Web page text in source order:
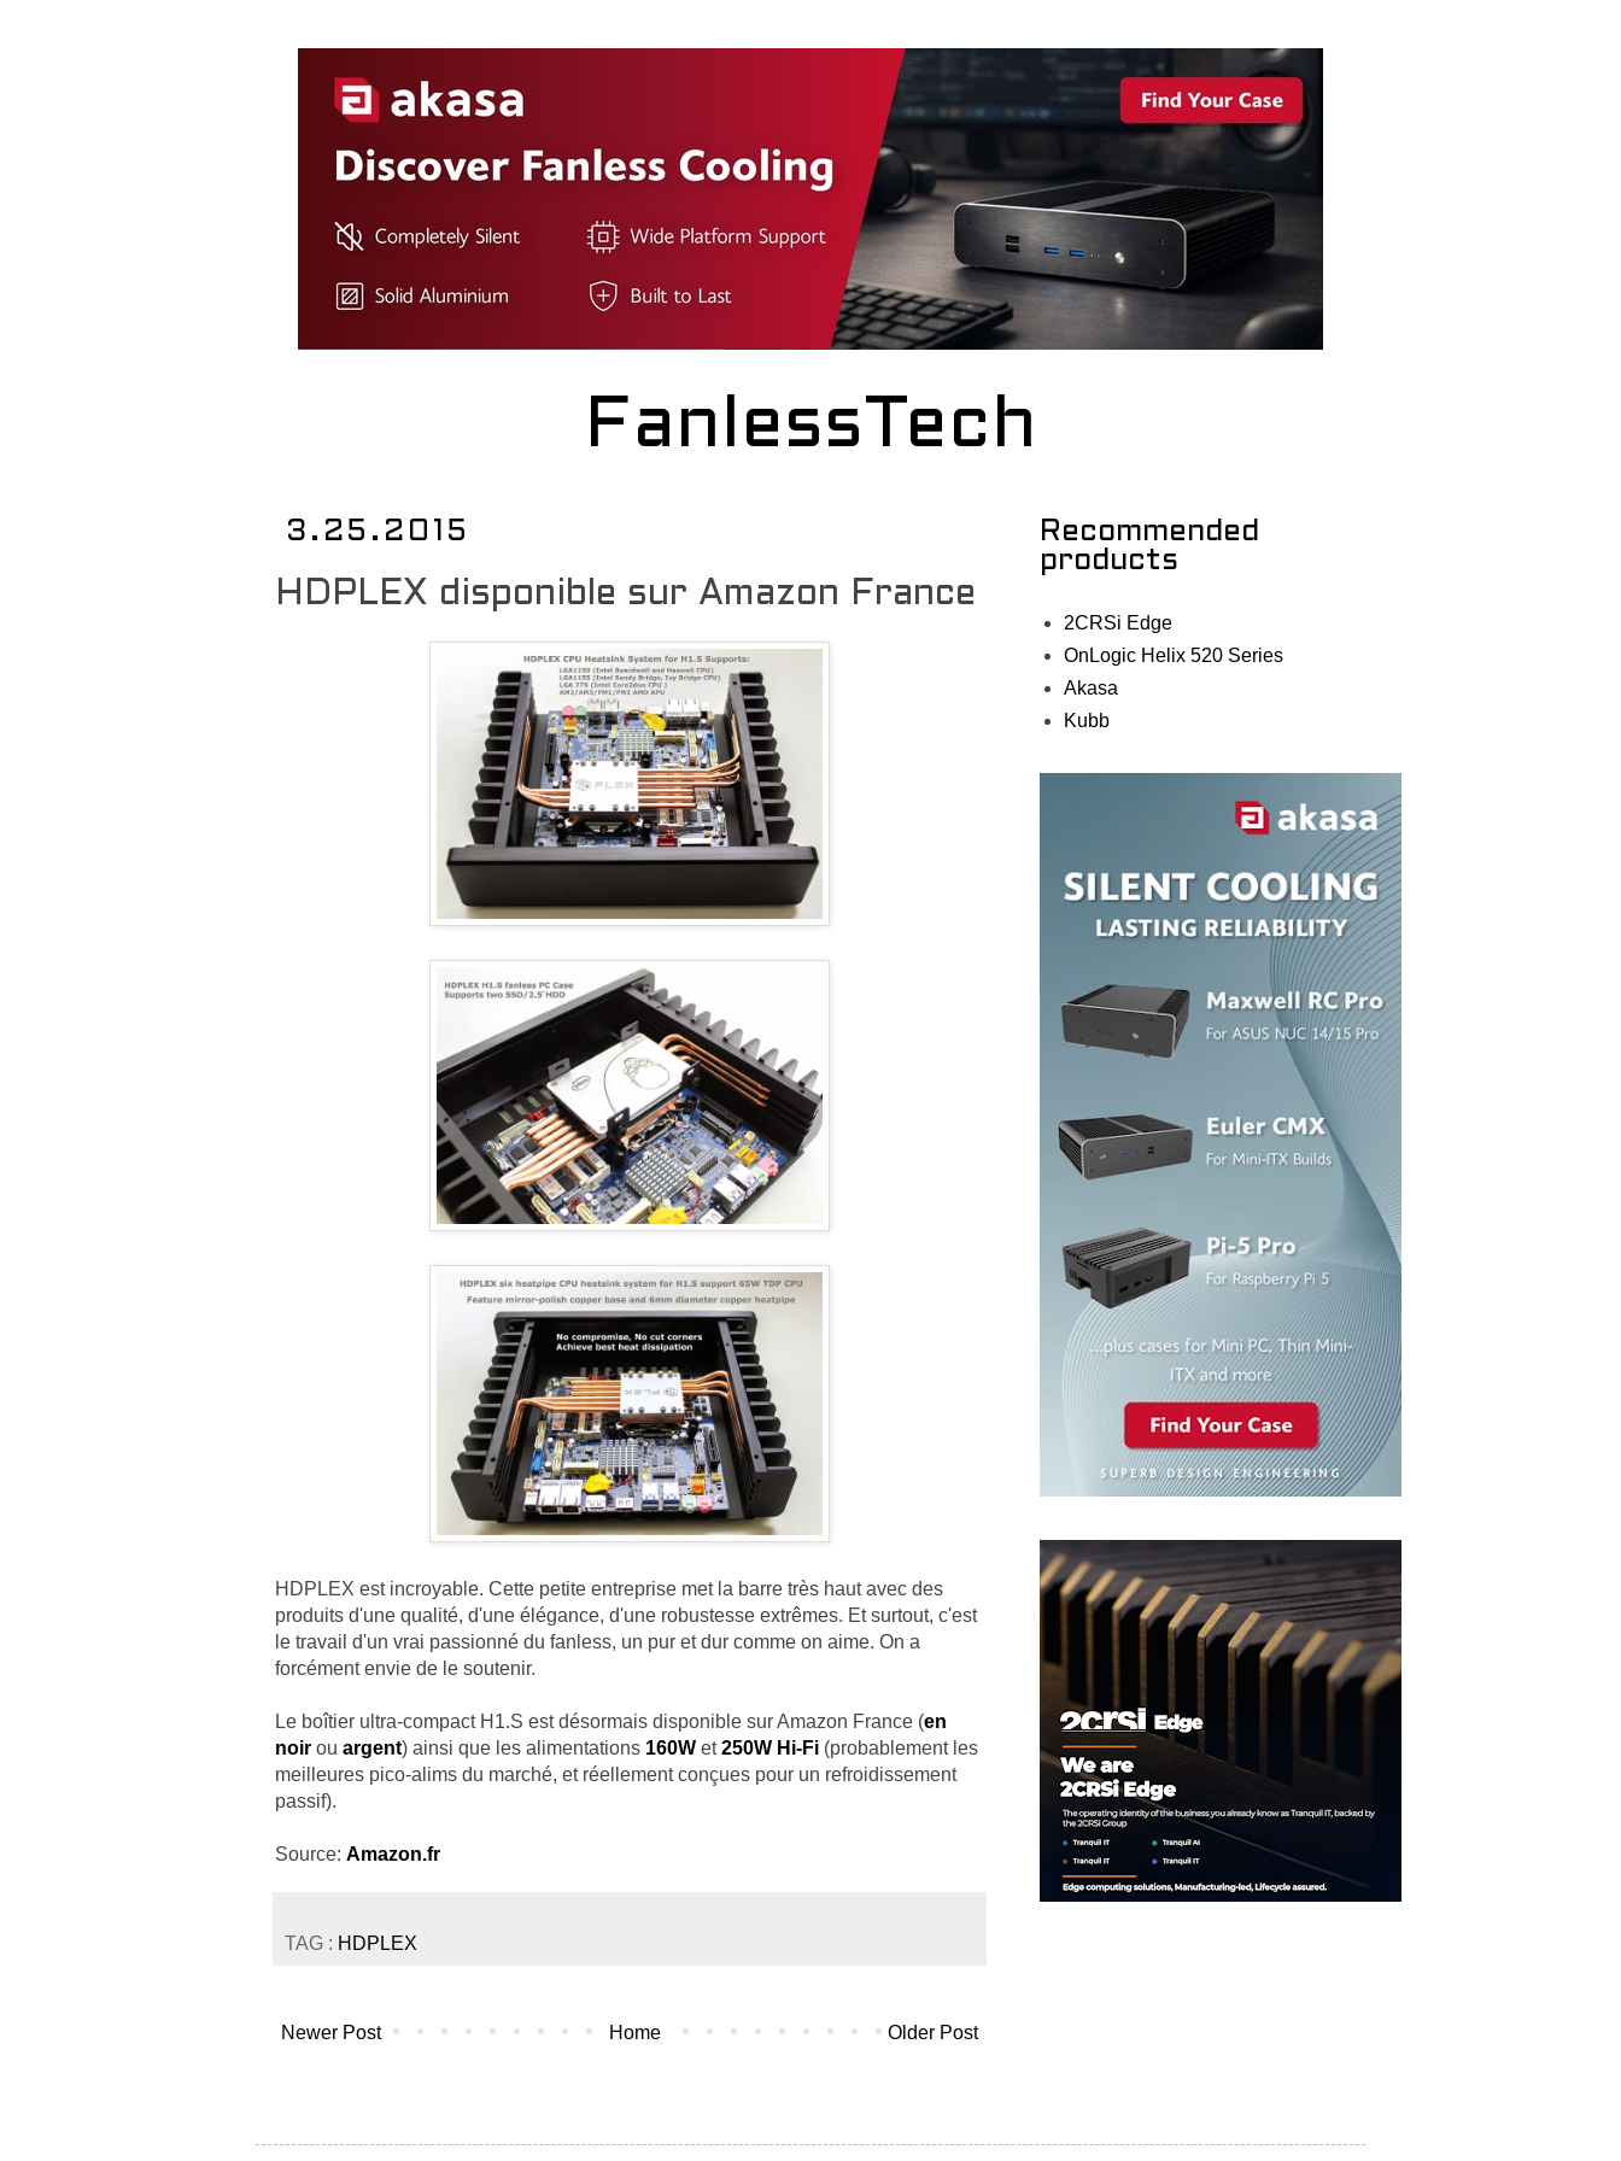
FanlessTech
3.25.2015
HDPLEX disponible sur Amazon France
HDPLEX est incroyable. Cette petite entreprise met la barre très haut avec des
produits d'une qualité, d'une élégance, d'une robustesse extrêmes. Et surtout, c'est
le travail d'un vrai passionné du fanless, un pur et dur comme on aime. On a
forcément envie de le soutenir.
Le boîtier ultra-compact H1.S est désormais disponible sur Amazon France (en
noir ou argent) ainsi que les alimentations 160W et250W Hi-Fi (probablement les
meilleures pico-alims du marché, et réellement conçues pour un refroidissement
passif).
Source: Amazon.fr
TAG : HDPLEX
Newer Post Older Post
Home
Recommended
products
2CRSi Edge
OnLogic Helix 520 Series
Akasa
Kubb